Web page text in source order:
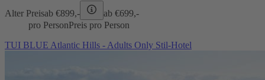
Alter Preisab €899,- ab €699,-
pro PersonPreis pro Person
TUI BLUE Atlantic Hills - Adults Only Stil-Hotel